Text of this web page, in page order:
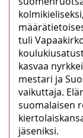
tuli
kasvaa
mestari ja
vaikuttaja.
suomalaisen
jäseniksi.